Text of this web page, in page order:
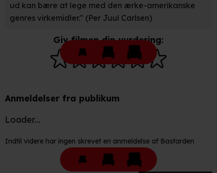
ud kan bære at lege med den ærke-amerikanske
genres virkemidler." (Per Juul Carlsen)
Giv filmen din vurdering:
Anmeldelser fra publikum
Loader...
Indtil videre har ingen skrevet en anmeldelse af Bastarden